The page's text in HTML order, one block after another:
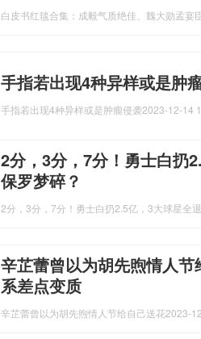
白皮书红毯合集：成毅气质绝佳、魏大勋孟宴
手指若出现4种异样或是肿
手指若出现4种异样或是肿瘤侵袭2023-12-14
2分，3分，7分！勇士白扔
保罗梦碎？
2分，3分，7分！勇士白扔2.5亿，3大球星全
辛芷蕾曾以为胡先煦情人
系差点变质
辛芷蕾曾以为胡先煦情人节给自己送花2023-